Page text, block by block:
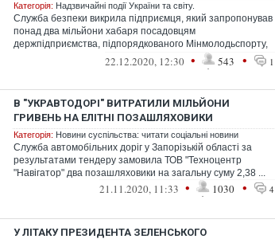
Категорія: Надзвичайні події України та світу.
Служба безпеки викрила підприємця, який запропонував
понад два мільйони хабаря посадовцям
держпідприємства, підпорядкованого Мінмолодьспорту,
22.12.2020, 12:30 • 543 • 1
В "УКРАВТОДОРІ" ВИТРАТИЛИ МІЛЬЙОНИ
ГРИВЕНЬ НА ЕЛІТНІ ПОЗАШЛЯХОВИКИ
Категорія: Новини суспільства: читати соціальні новини
Служба автомобільних доріг у Запорізькій області за
результатами тендеру замовила ТОВ "Техноцентр
"Навігатор" два позашляховики на загальну суму 2,38 ...
21.11.2020, 11:33 • 1030 • 4
У ЛІТАКУ ПРЕЗИДЕНТА ЗЕЛЕНСЬКОГО